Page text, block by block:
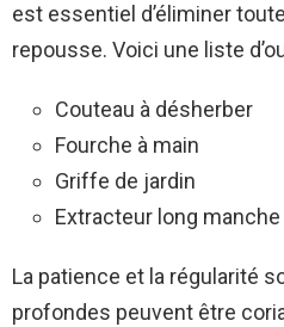
est essentiel d’éliminer
repousse. Voici une liste
Couteau à désherber
Fourche à main
Griffe de jardin
Extracteur long manche
La patience et la régularité
profondes peuvent être